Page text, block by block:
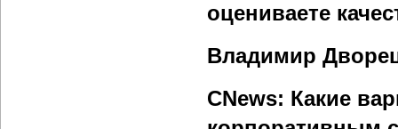
оцениваете
Владимир
CNews: Какие